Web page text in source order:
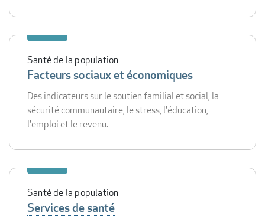
Santé de la population
Facteurs sociaux et économiques
Des indicateurs sur le soutien familial et social, la
sécurité communautaire, le stress, l'éducation,
l'emploi et le revenu.
Santé de la population
Services de santé